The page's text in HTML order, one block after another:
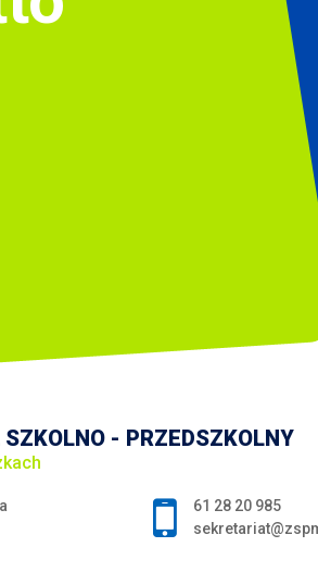
SZKOLNO - PRZEDSZKOLNY
61 28 20 985